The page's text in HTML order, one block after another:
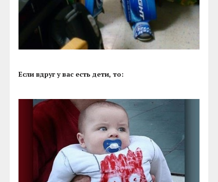
Если вдруг у вас есть дети, то: